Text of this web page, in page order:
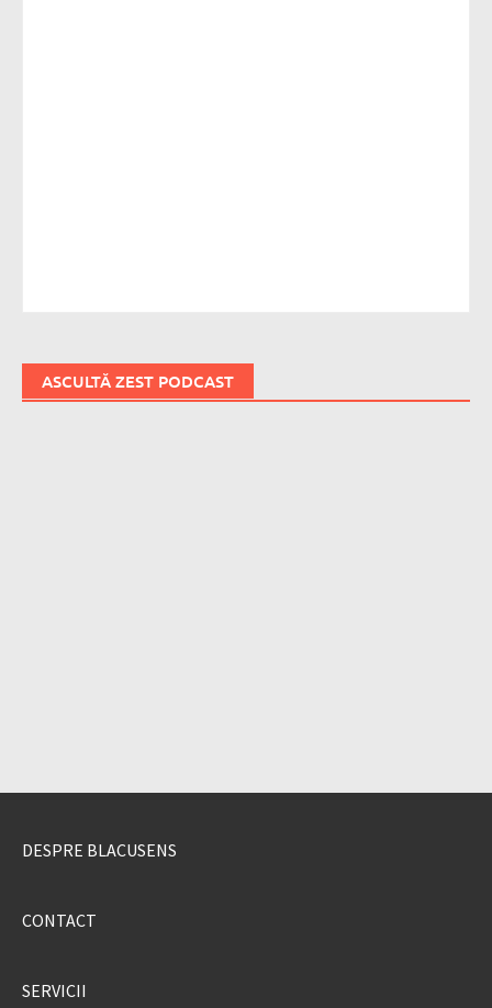
ASCULTĂ ZEST PODCAST
DESPRE BLACUSENS
CONTACT
SERVICII